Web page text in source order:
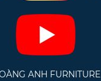
ANH FURNITURE